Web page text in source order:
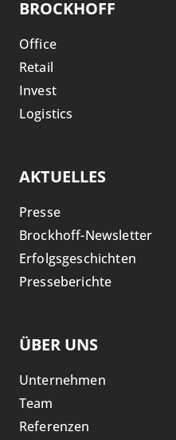
BROCKHOFF
Office
Retail
Invest
Logistics
AKTUELLES
Presse
Brockhoff-Newsletter
Erfolgsgeschichten
Presseberichte
ÜBER UNS
Unternehmen
Team
Referenzen